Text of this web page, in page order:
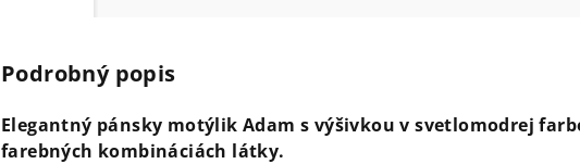
Podrobný popis
Elegantný pánsky motýlik Adam s výšivkou v svetlomodrej
farebných kombináciách látky.